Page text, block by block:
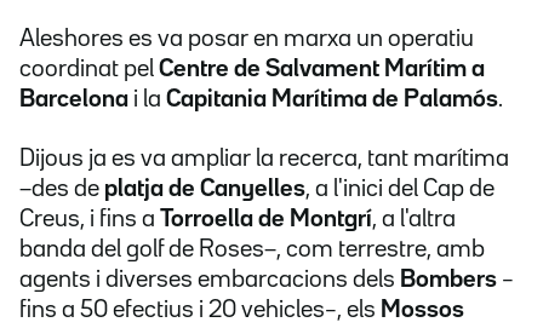
Aleshores es va posar en marxa un operatiu
coordinat pel Centre de Salvament Marítim a
Barcelona i la Capitania Marítima de Palamós.
Dijous ja es va ampliar la recerca, tant marítima
−des de platja de Canyelles, a l'inici del Cap de
Creus, i fins a Torroella de Montgrí, a l'altra
banda del golf de Roses−, com terrestre, amb
agents i diverses embarcacions dels Bombers –
fins a 50 efectius i 20 vehicles–, els Mossos